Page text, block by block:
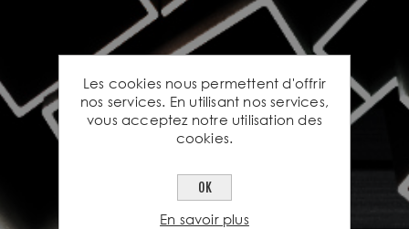
Les cookies nous permettent d'offrir
nos services. En utilisant nos services,
vous acceptez notre utilisation des
cookies.
OK
En savoir plus